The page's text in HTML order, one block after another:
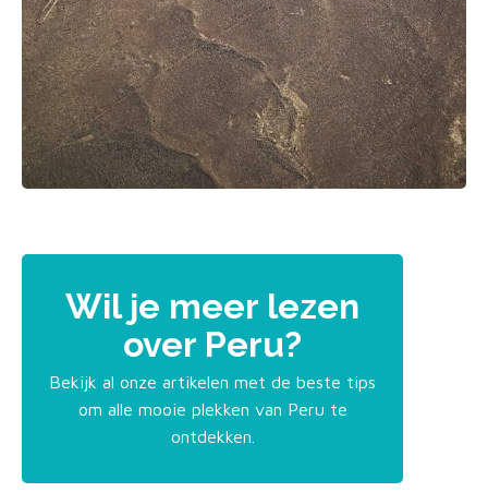
Wil je meer lezen
over Peru?
Bekijk al onze artikelen met de beste tips
om alle mooie plekken van Peru te
ontdekken.